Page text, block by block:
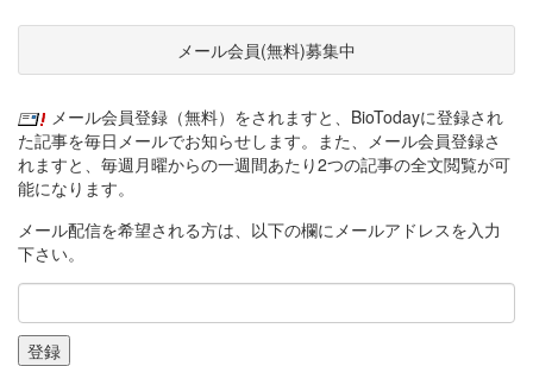
メール会員(無料)募集中
メール会員登録（無料）をされますと、BioTodayに登録され
た記事を毎日メールでお知らせします。また、メール会員登録さ
れますと、毎週月曜からの一週間あたり2つの記事の全文閲覧が可
能になります。
メール配信を希望される方は、以下の欄にメールアドレスを入力
下さい。